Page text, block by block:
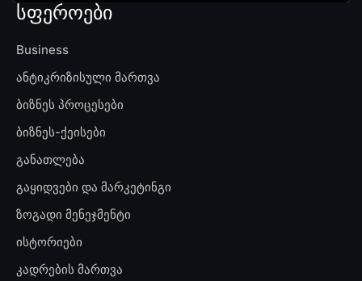
სფეროები
Business
ანტიკრიზისული მართვა
ბიზნეს პროცესები
ბიზნეს-ქეისები
განათლება
გაყიდვები და მარკეტინგი
ზოგადი მენეჯმენტი
ისტორიები
კადრების მართვა